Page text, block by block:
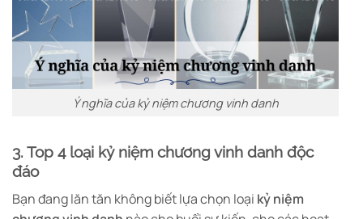
Ý nghĩa của kỷ niệm chương vinh danh
3. Top 4 loại kỷ niệm chương vinh danh độc
đáo
Bạn đang lăn tăn không biết lựa chọn loại kỷ niệm